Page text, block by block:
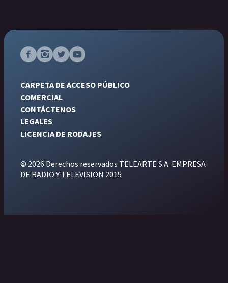
CARPETA DE ACCESO PÚBLICO
COMERCIAL
CONTÁCTENOS
LEGALES
LICENCIA DE RODAJES
© 2026 Derechos reservados TELEARTE S.A. EMPRESA
DE RADIO Y TELEVISION 2015